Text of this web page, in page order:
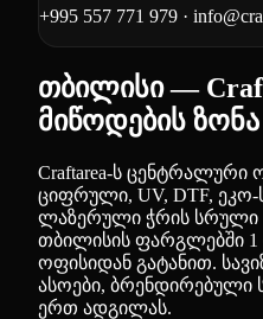
+995 557 771 979 ·
თბილისი —
მიწოდების ზონა
Craftarea-ს ცენტრალური
ციფრული, UV, DTF,
ლაზერული ჭრის სრული
თბილისის ფარგლებში 1
ოფისიდან გატანით.
ასოები, ბრენდირებული
ერთ ადგილას.